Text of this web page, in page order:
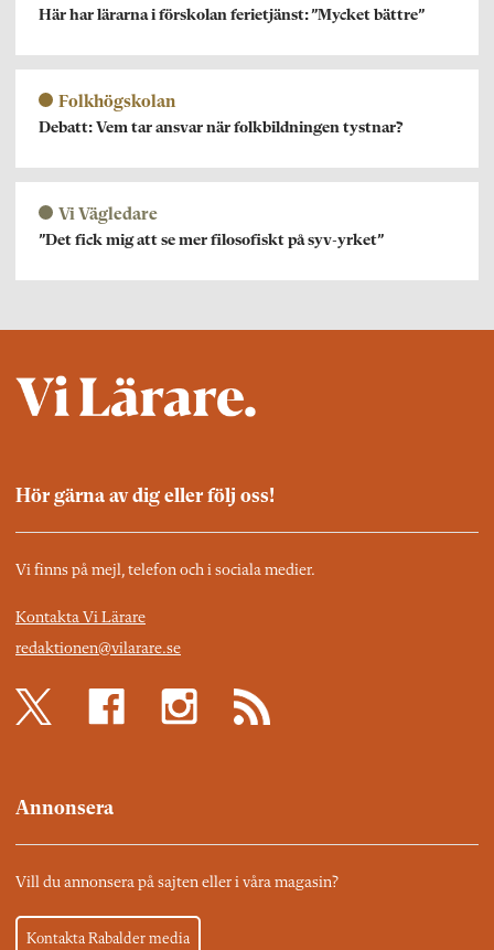
Här har lärarna i förskolan ferietjänst: ”Mycket bättre”
Folkhögskolan
Debatt: Vem tar ansvar när folkbildningen tystnar?
Vi Vägledare
”Det fick mig att se mer filosofiskt på syv-yrket”
Hör gärna av dig eller följ oss!
Vi finns på mejl, telefon och i sociala medier.
Kontakta Vi Lärare
redaktionen@vilarare.se
Annonsera
Vill du annonsera på sajten eller i våra magasin?
Kontakta Rabalder media